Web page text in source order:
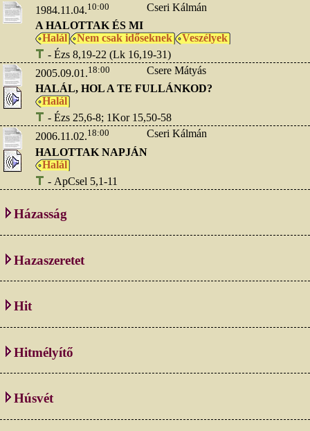
1984.11.04.10:00
Cseri Kálmán
A HALOTTAK ÉS MI
Halál
Nem csak időseknek
Veszélyek
- Ézs 8,19-22 (Lk 16,19-31)
2005.09.01.18:00
Csere Mátyás
HALÁL, HOL A TE FULLÁNKOD?
Halál
- Ézs 25,6-8; 1Kor 15,50-58
2006.11.02.18:00
Cseri Kálmán
HALOTTAK NAPJÁN
Halál
- ApCsel 5,1-11
Házasság
Hazaszeretet
Hit
Hitmélyítő
Húsvét